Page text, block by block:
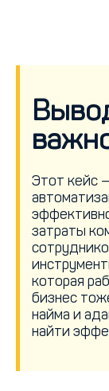
Этот кейс
затраты
которая
бизнес
найма и
найти